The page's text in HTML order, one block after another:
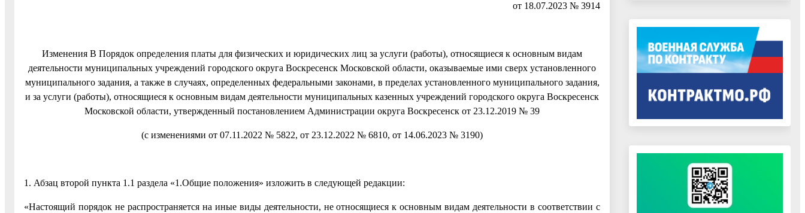
от 18.07.2023 № 3914
Изменения В Порядок определения платы для физических и юридических лиц за услуги (работы), относящиеся к основным видам
деятельности муниципальных учреждений городского округа Воскресенск Московской области, оказываемые ими сверх установленного
муниципального задания, а также в случаях, определенных федеральными законами, в пределах установленного муниципального задания,
и за услуги (работы), относящиеся к основным видам деятельности муниципальных казенных учреждений городского округа Воскресенск
Московской области, утвержденный постановлением Администрации округа Воскресенск от 23.12.2019 № 39
(с изменениями от 07.11.2022 № 5822, от 23.12.2022 № 6810, от 14.06.2023 № 3190)
1. Абзац второй пункта 1.1 раздела «1.Общие положения» изложить в следующей редакции:
«Настоящий порядок не распространяется на иные виды деятельности, не относящиеся к основным видам деятельности в соответствии с